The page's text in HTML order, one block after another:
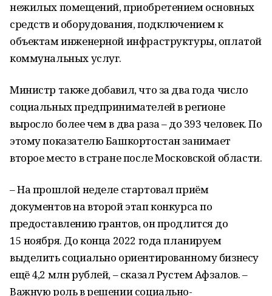
нежилых помещений, приобретением основных
средств и оборудования, подключением к
объектам инженерной инфраструктуры, оплатой
коммунальных услуг.
Министр также добавил, что за два года число
социальных предпринимателей в регионе
выросло более чем в два раза – до 393 человек. По
этому показателю Башкортостан занимает
второе место в стране после Московской области.
– На прошлой неделе стартовал приём
документов на второй этап конкурса по
предоставлению грантов, он продлится до
15 ноября. До конца 2022 года планируем
выделить социально ориентированному бизнесу
ещё 4,2 млн рублей, – сказал Рустем Афзалов. –
Важную роль в решении социально-